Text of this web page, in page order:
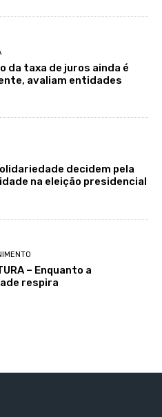
da taxa de juros ainda é
avaliam entidades
decidem pela
na eleição presidencial
– Enquanto a
respira